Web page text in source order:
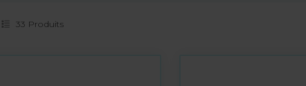
33 Produits